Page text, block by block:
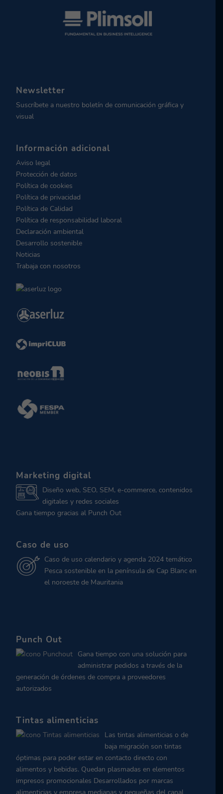
Newsletter
Suscríbete a nuestro boletín de comunicación gráfica y
visual
Información adicional
Aviso legal
Protección de datos
Política de cookies
Política de privacidad
Política de Calidad
Política de responsabilidad laboral
Declaración ambiental
Desarrollo sostenible
Noticias
Trabaja con nosotros
Marketing digital
Diseño web, SEO, SEM, e-commerce, contenidos
digitales y redes sociales
Gana tiempo gracias al Punch Out
Caso de uso
Caso de uso calendario y agenda 2024 temático
Pesca sostenible en la península de Cap Blanc en
el noroeste de Mauritania
Punch Out
Gana tiempo con una solución para
administrar pedidos a través de la
generación de órdenes de compra a proveedores
autorizados
Tintas alimenticias
Las tintas alimenticias o de
baja migración son tintas
óptimas para poder estar en contacto directo con
alimentos y bebidas. Quedan plasmadas en elementos
impresos promocionales Desarrollados por marcas